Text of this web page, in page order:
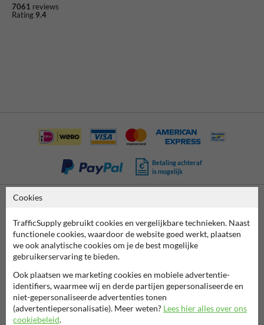
7061 reviews
Rating 9.4
Betaling achteraf
is mogelijk
We zijn vandaag tot 17.00 telefonisch bereikbaar voor
al je vragen over onze producten en diensten.
Chat met ons online
info@trafficsupply.nl
Cookies
TrafficSupply gebruikt cookies en vergelijkbare technieken. Naast
functionele cookies, waardoor de website goed werkt, plaatsen
we ook analytische cookies om je de best mogelijke
gebruikerservaring te bieden.
Ook plaatsen we marketing cookies en mobiele advertentie-
identifiers, waarmee wij en derde partijen gepersonaliseerde en
niet-gepersonaliseerde advertenties tonen
(advertentiepersonalisatie). Meer weten? Lees hier alles over ons
cookiebeleid.